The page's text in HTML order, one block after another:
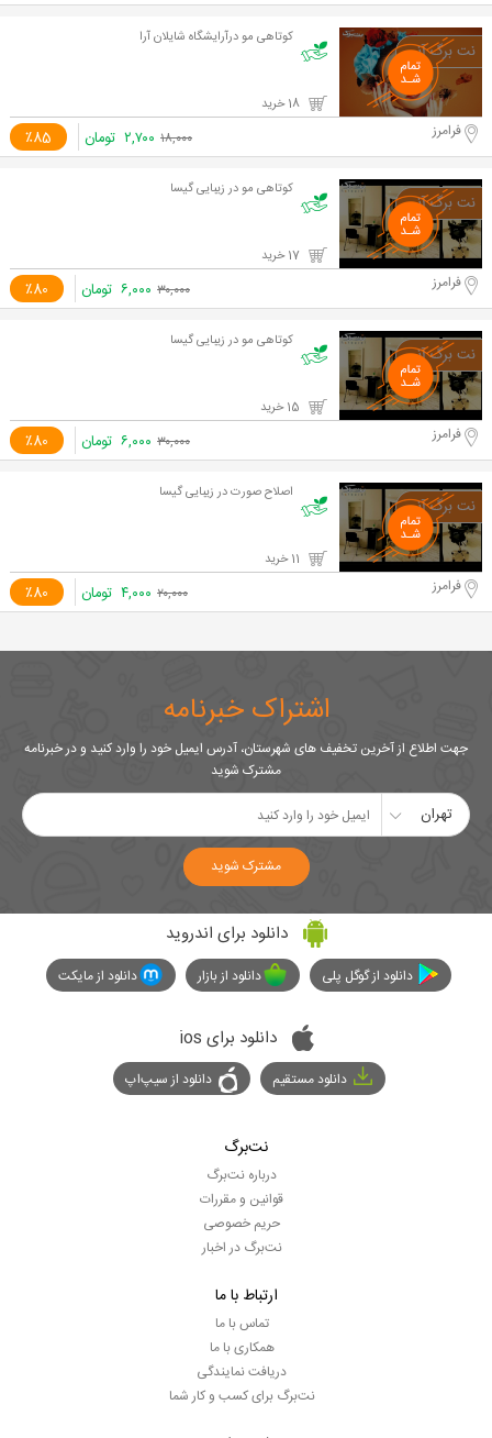
کوتاهی مو درآرایشگاه شایلان آرا
٪85 فرامرز ۱۸,۰۰۰ ۲,۷۰۰ تومان
کوتاهی مو در زیبایی گیسا
٪80 فرامرز ۳۰,۰۰۰ ۶,۰۰۰ تومان
کوتاهی مو در زیبایی گیسا
٪80 فرامرز ۳۰,۰۰۰ ۶,۰۰۰ تومان
اصلاح صورت در زیبایی گیسا
٪80 فرامرز ۲۰,۰۰۰ ۴,۰۰۰ تومان
اشتراک خبرنامه
جهت اطلاع از آخرین تخفیف های شهرستان، آدرس ایمیل خود را وارد کنید و در خبرنامه
مشترک شوید
تهران
مشترک شوید
دانلود برای اندروید
دانلود از گوگل پلی دانلود از بازار دانلود از مایکت
دانلود برای ios
دانلود مستقیم دانلود از سیپ‌اپ
نت‌برگ
درباره نت‌برگ
قوانین و مقررات
حریم خصوصی
نت‌برگ در اخبار
ارتباط با ما
تماس با ما
همکاری با ما
دریافت نمایندگی
نت‌برگ برای کسب و کار شما